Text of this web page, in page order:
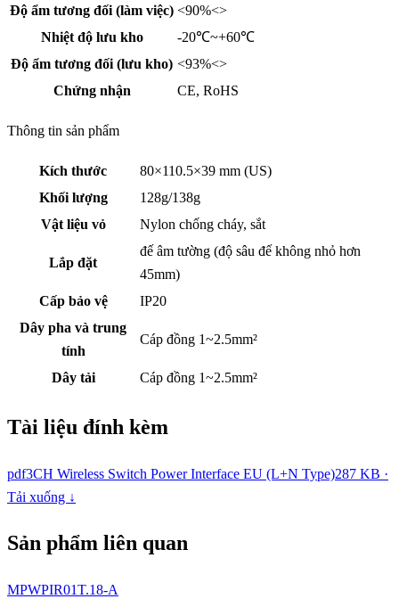
Độ ẩm tương đối (làm việc) <90%<>
Nhiệt độ lưu kho
-20℃~+60℃
Độ ẩm tương đối (lưu kho) <93%<>
Chứng nhận
CE, RoHS
Thông tin sản phẩm
Kích thước
80×110.5×39 mm (US)
Khối lượng
128g/138g
Vật liệu vỏ
Nylon chống cháy, sắt
Lắp đặt
đế âm tường (độ sâu đế không nhỏ hơn
45mm)
Cấp bảo vệ
IP20
Dây pha và trung
tính
Cáp đồng 1~2.5mm²
Dây tải Cáp đồng 1~2.5mm²
Tài liệu đính kèm
pdf3CH Wireless Switch Power Interface EU (L+N Type)287 KB ·
Tải xuống ↓
Sản phẩm liên quan
MPWPIR01T.18-A